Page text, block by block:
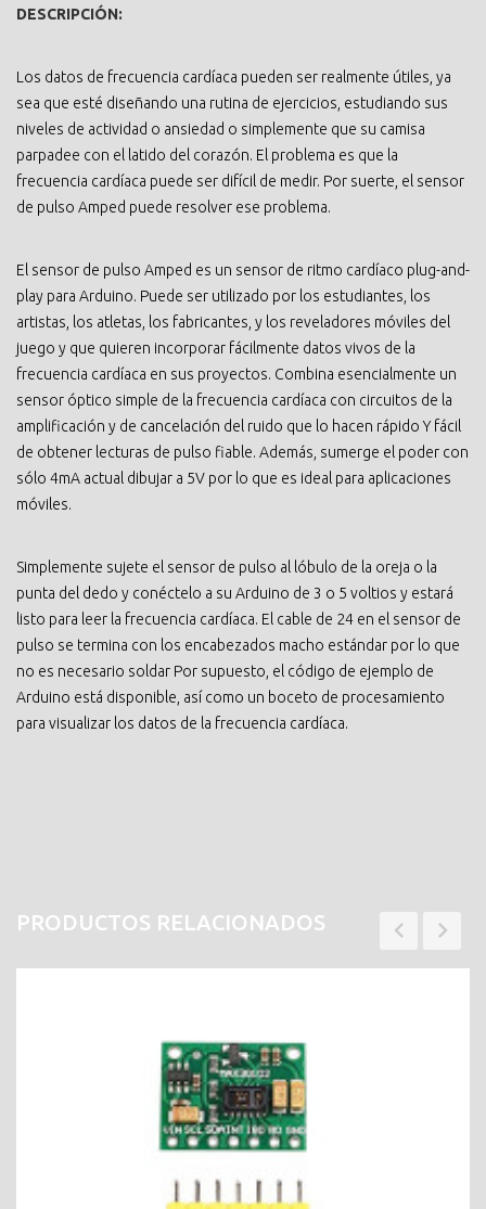
DESCRIPCIÓN:
Los datos de frecuencia cardíaca pueden ser realmente útiles, ya
sea que esté diseñando una rutina de ejercicios, estudiando sus
niveles de actividad o ansiedad o simplemente que su camisa
parpadee con el latido del corazón. El problema es que la
frecuencia cardíaca puede ser difícil de medir. Por suerte, el sensor
de pulso Amped puede resolver ese problema.
El sensor de pulso Amped es un sensor de ritmo cardíaco plug-and-
play para Arduino. Puede ser utilizado por los estudiantes, los
artistas, los atletas, los fabricantes, y los reveladores móviles del
juego y que quieren incorporar fácilmente datos vivos de la
frecuencia cardíaca en sus proyectos. Combina esencialmente un
sensor óptico simple de la frecuencia cardíaca con circuitos de la
amplificación y de cancelación del ruido que lo hacen rápido Y fácil
de obtener lecturas de pulso fiable. Además, sumerge el poder con
sólo 4mA actual dibujar a 5V por lo que es ideal para aplicaciones
móviles.
Simplemente sujete el sensor de pulso al lóbulo de la oreja o la
punta del dedo y conéctelo a su Arduino de 3 o 5 voltios y estará
listo para leer la frecuencia cardíaca. El cable de 24 en el sensor de
pulso se termina con los encabezados macho estándar por lo que
no es necesario soldar Por supuesto, el código de ejemplo de
Arduino está disponible, así como un boceto de procesamiento
para visualizar los datos de la frecuencia cardíaca.
PRODUCTOS RELACIONADOS